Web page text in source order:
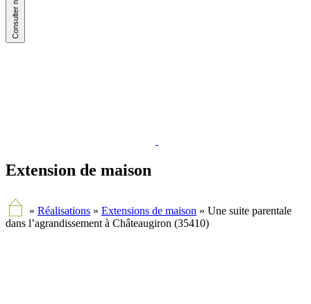
Extension de maison
» Réalisations » Extensions de maison » Une suite parentale
dans l’agrandissement à Châteaugiron (35410)